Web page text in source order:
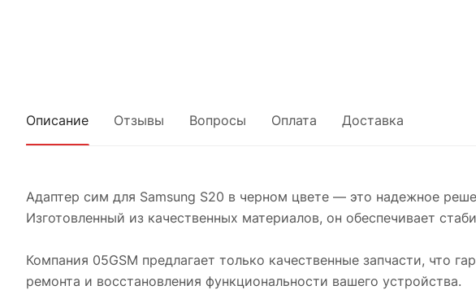
Описание Отзывы Вопросы Оплата Доставка
Адаптер сим для Samsung S20 в черном цвете — это надежное
Изготовленный из качественных материалов, он обеспечивает
Компания 05GSM предлагает только качественные запчасти, что
ремонта и восстановления функциональности вашего устройства.